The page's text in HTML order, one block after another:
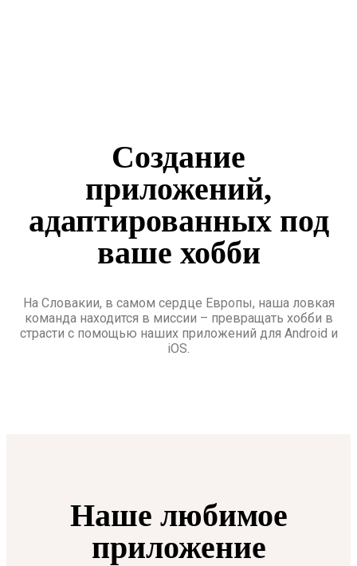
Создание
приложений,
адаптированных под
ваше хобби
На Словакии, в самом сердце Европы, наша ловкая
команда находится в миссии – превращать хобби в
страсти с помощью наших приложений для Android и
iOS.
Наше любимое
приложение